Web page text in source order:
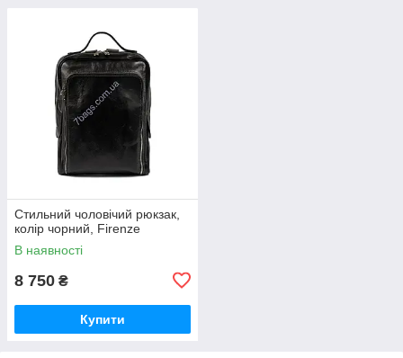
Стильний чоловічий рюкзак,
колір чорний, Firenze
В наявності
8 750 ₴
Купити